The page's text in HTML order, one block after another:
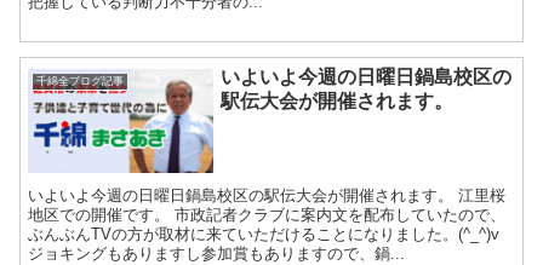
千綿全ブログ記事
いよいよ今週の日曜日鍋島校区の
駅伝大会が開催されます。
いよいよ今週の日曜日鍋島校区の駅伝大会が開催されます。 江里桜
地区での開催です。 市政記者クラブに案内文を配布していたので、
ぶんぶんTVの方が取材に来ていただけることになりました。(^_^)v
ジョキングもありますし参加賞もありますので、鍋...